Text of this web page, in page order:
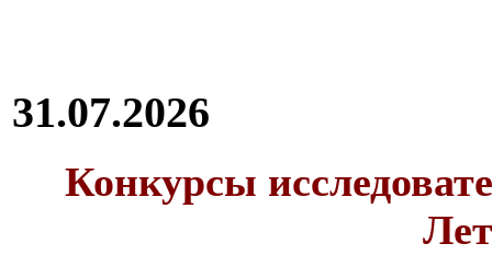
31.07.2026
Конкурсы